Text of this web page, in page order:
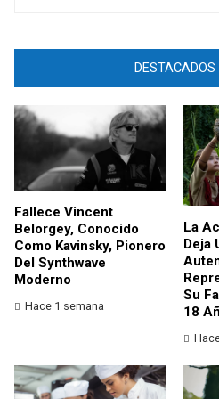
DESTACADOS
Fallece Vincent
Belorgey, Conocido
Como Kavinsky, Pionero
Del Synthwave
Moderno
Hace 1 semana
La
Deja
Su
18